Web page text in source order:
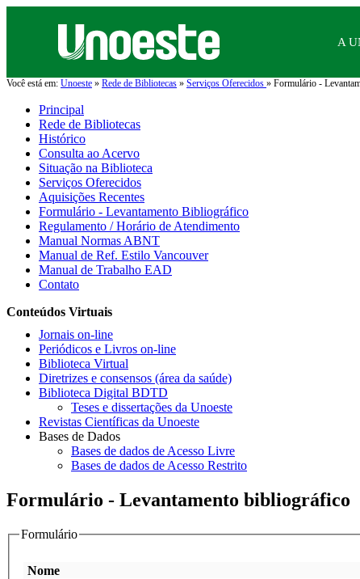
A
Você está em: Unoeste » Rede de Bibliotecas » Serviços Oferecidos » Formulário -
Principal
Rede de Bibliotecas
Histórico
Consulta ao Acervo
Situação na Biblioteca
Serviços Oferecidos
Aquisições Recentes
Formulário - Levantamento Bibliográfico
Regulamento / Horário de Atendimento
Manual Normas ABNT
Manual de Ref. Estilo Vancouver
Manual de Trabalho EAD
Contato
Conteúdos Virtuais
Jornais on-line
Periódicos e Livros on-line
Biblioteca Virtual
Diretrizes e consensos (área da saúde)
Biblioteca Digital BDTD
Teses e dissertações da Unoeste
Revistas Científicas da Unoeste
Bases de Dados
Bases de dados de Acesso Livre
Bases de dados de Acesso Restrito
Formulário - Levantamento bibliográfico
Formulário
Nome